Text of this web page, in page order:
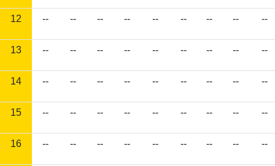
12 -- -- -- -- -- -- -- -- --
13 -- -- -- -- -- -- -- -- --
14 -- -- -- -- -- -- -- -- --
15 -- -- -- -- -- -- -- -- --
16 -- -- -- -- -- -- -- -- --